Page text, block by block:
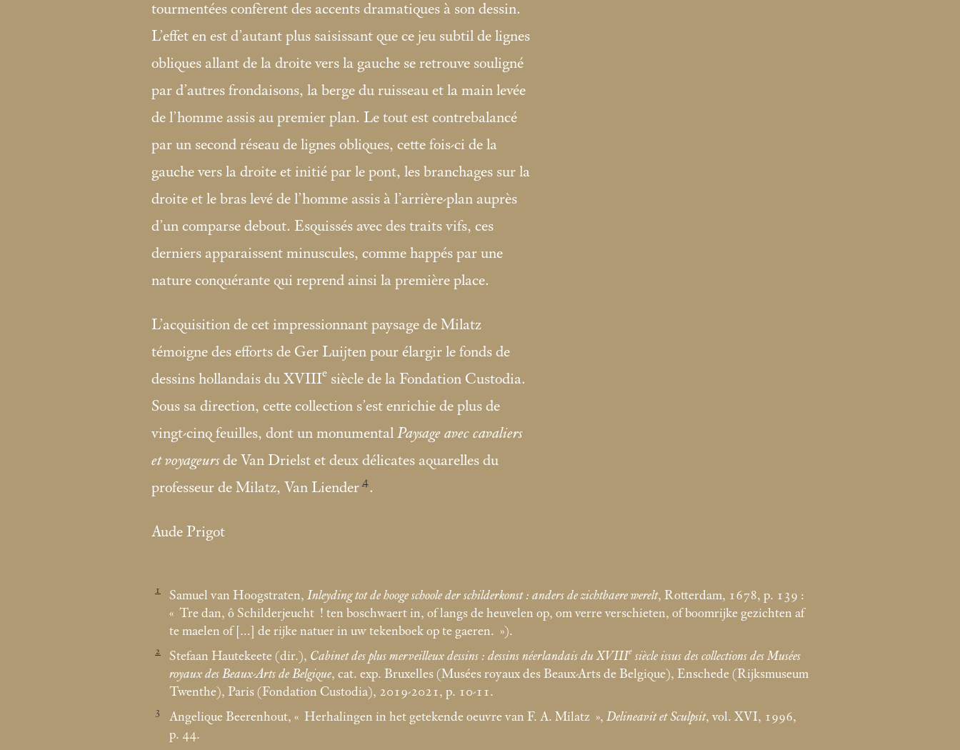
tourmentées confèrent des accents dramatiques à son dessin.
L’effet en est d’autant plus saisissant que ce jeu subtil de lignes
obliques allant de la droite vers la gauche se retrouve souligné
par d’autres frondaisons, la berge du ruisseau et la main levée
de l’homme assis au premier plan. Le tout est contrebalancé
par un second réseau de lignes obliques, cette fois-ci de la
gauche vers la droite et initié par le pont, les branchages sur la
droite et le bras levé de l’homme assis à l’arrière-plan auprès
d’un comparse debout. Esquissés avec des traits vifs, ces
derniers apparaissent minuscules, comme happés par une
nature conquérante qui reprend ainsi la première place.
L’acquisition de cet impressionnant paysage de Milatz
témoigne des efforts de Ger Luijten pour élargir le fonds de
dessins hollandais du XVIIIe siècle de la Fondation Custodia.
Sous sa direction, cette collection s’est enrichie de plus de
vingt-cinq feuilles, dont un monumental Paysage avec cavaliers
et voyageursde Van Drielst et deux délicates aquarelles du
professeur de Milatz, Van Liender 4.
Aude Prigot
1 Samuel van Hoogstraten, Inleyding tot de hooge schoole der schilderkonst : anders de zichtbaere werelt, Rotterdam, 1678, p. 139 :
« Tre dan, ô Schilderjeucht ! ten boschwaert in, of langs de heuvelen op, om verre verschieten, of boomrijke gezichten af
te maelen of […] de rijke natuer in uw tekenboek op te gaeren. »).
2 Stefaan Hautekeete (dir.), Cabinet des plus merveilleux dessins : dessins néerlandais du XVIIIe siècle issus des collections des Musées
royaux des Beaux-Arts de Belgique, cat. exp. Bruxelles (Musées royaux des Beaux-Arts de Belgique), Enschede (Rijksmuseum
Twenthe), Paris (Fondation Custodia), 2019-2021, p. 10-11.
3 Angelique Beerenhout, « Herhalingen in het getekende oeuvre van F. A. Milatz », Delineavit et Sculpsit, vol. XVI, 1996,
p. 44.